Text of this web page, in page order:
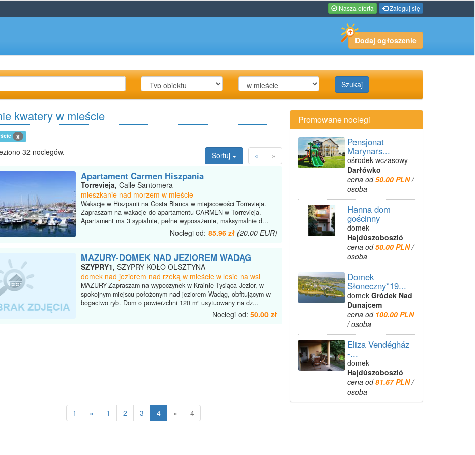
Nasza oferta Zaloguj się
Dodaj ogłoszenie
Szukaj
kwatery w mieście
x
32 noclegów. « »
Sortuj
Apartament Carmen Hiszpania
Torrevieja, Calle Santomera
mieszkanie nad morzem w mieście
Wakacje w Hiszpanii na Costa Blanca w miejscowości Torrevieja.
Zapraszam na wakacje do apartamentu CARMEN w Torrevieja.
Apartament ma 3 sypialnie, pełne wyposażenie, maksymalnie d...
Noclegi od: 85.96 zł (20.00 EUR)
MAZURY-DOMEK NAD JEZIOREM WADĄG
SZYPRY1, SZYPRY KOŁO OLSZTYNA
domek nad jeziorem nad rzeką w mieście w lesie na wsi
MAZURY-Zapraszam na wypoczynek w Krainie Tysiąca Jezior, w
spokojnym miejscu położonym nad jeziorem Wadąg, obfitującym w
bogactwo ryb. Dom o powierzchni 120 m² usytuowany na dz...
Noclegi od: 50.00 zł
1 « 1 2 3 4 » 4
Promowane noclegi
Pensjonat
Marynars...
ośrodek wczasowy
Darłówko
cena od50.00 PLN/
osoba
Hanna dom
gościnny
domek
Hajdúszoboszló
cena od50.00 PLN/
osoba
Domek
Słoneczny*19...
domek Gródek Nad
Dunajcem
cena od 100.00 PLN
/ osoba
Eliza Vendégház
-...
domek
Hajdúszoboszló
cena od81.67 PLN/
osoba